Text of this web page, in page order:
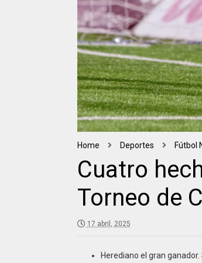
Home Deportes Fútbol
Cuatro
Torneo de
17 abril, 2025
Herediano el gran